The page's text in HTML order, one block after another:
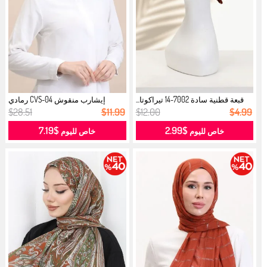
قبعة قطنية سادة 7002-14 تيراكوتا...
$12.00 $4.99
خاص لليوم$2.99
إيشارب منقوش CVS-04 رمادي
قرميدي...
$28.51 $11.99
خاص لليوم $7.19